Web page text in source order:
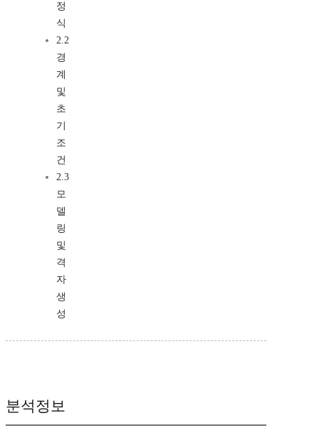
정
식
2.2
경
계
및
초
기
조
건
2.3
모
델
링
및
격
자
생
성
분석정보